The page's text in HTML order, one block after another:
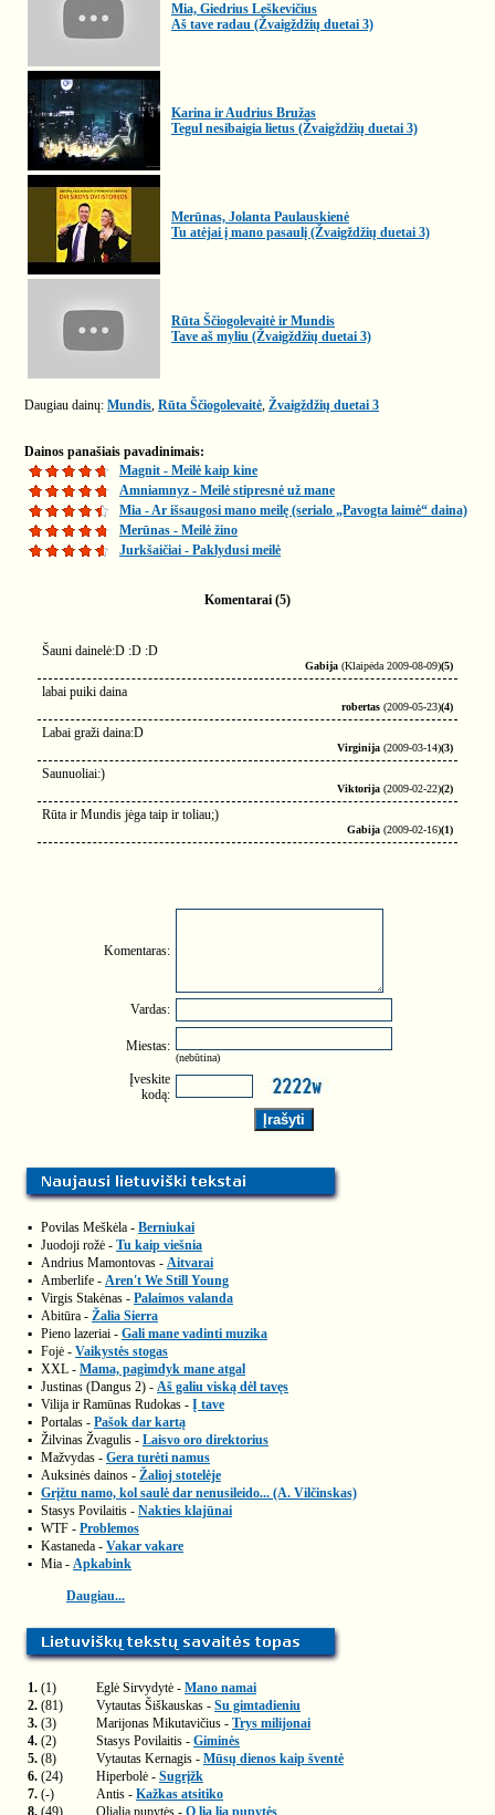
Mia, Giedrius Leškevičius
Aš tave radau (Žvaigždžių duetai 3)
Karina ir Audrius Bružas
Tegul nesibaigia lietus (Žvaigždžių duetai 3)
Merūnas, Jolanta Paulauskienė
Tu atėjai į mano pasaulį (Žvaigždžių duetai 3)
Rūta Ščiogolevaitė ir Mundis
Tave aš myliu (Žvaigždžių duetai 3)
Daugiau dainų: Mundis, Rūta Ščiogolevaitė, Žvaigždžių duetai 3
Dainos panašiais pavadinimais:
Magnit - Meilė kaip kine
Amniamnyz - Meilė stipresnė už mane
Mia - Ar išsaugosi mano meilę (serialo „Pavogta laimė“ daina)
Merūnas - Meilė žino
Jurkšaičiai - Paklydusi meilė
Komentarai (5)
Šauni dainelė:D :D :D
Gabija (Klaipėda 2009-08-09)(5)
labai puiki daina
robertas (2009-05-23)(4)
Labai graži daina:D
Virginija (2009-03-14)(3)
Saunuoliai:)
Viktorija (2009-02-22)(2)
Rūta ir Mundis jėga taip ir toliau;)
Gabija (2009-02-16)(1)
Komentaras:
Vardas:
Miestas:
(nebūtina)
Įveskite
kodą:
▪ Povilas Meškėla - Berniukai
▪ Juodoji rožė - Tu kaip viešnia
▪ Andrius Mamontovas - Aitvarai
▪ Amberlife - Aren't We Still Young
▪ Virgis Stakėnas - Palaimos valanda
▪ Abitūra - Žalia Sierra
▪ Pieno lazeriai - Gali mane vadinti muzika
▪ Fojė - Vaikystės stogas
▪ XXL - Mama, pagimdyk mane atgal
▪ Justinas (Dangus 2) - Aš galiu viską dėl tavęs
▪ Vilija ir Ramūnas Rudokas - Į tave
▪ Portalas - Pašok dar kartą
▪ Žilvinas Žvagulis - Laisvo oro direktorius
▪ Mažvydas - Gera turėti namus
▪ Auksinės dainos - Žalioj stotelėje
▪ Grįžtu namo, kol saulė dar nenusileido... (A. Vilčinskas)
▪ Stasys Povilaitis - Nakties klajūnai
▪ WTF - Problemos
▪ Kastaneda - Vakar vakare
▪ Mia - Apkabink
Daugiau...
1. (1) Eglė Sirvydytė - Mano namai
2. (81) Vytautas Šiškauskas - Su gimtadieniu
3. (3) Marijonas Mikutavičius - Trys milijonai
4. (2) Stasys Povilaitis - Giminės
5. (8) Vytautas Kernagis - Mūsų dienos kaip šventė
6. (24) Hiperbolė - Sugrįžk
7. (-) Antis - Kažkas atsitiko
8. (49) Olialia pupytės - O lia lia pupytės